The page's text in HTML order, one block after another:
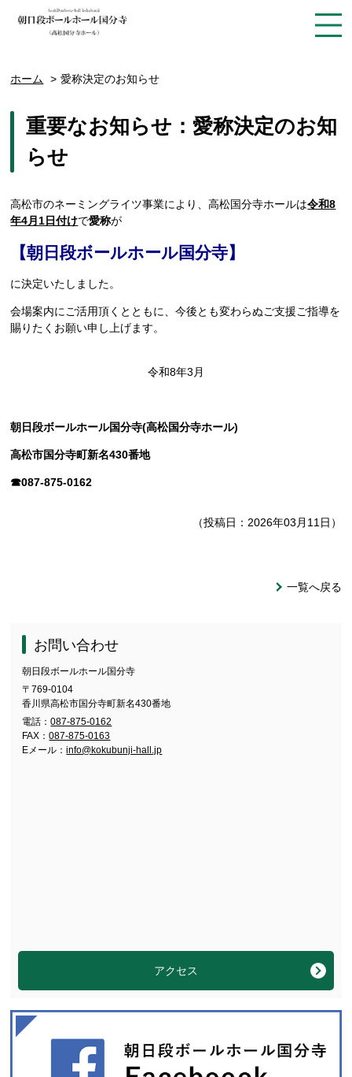
ホーム 愛称決定のお知らせ
重要なお知らせ：愛称決定のお知
らせ
高松市のネーミングライツ事業により、高松国分寺ホールは令和8
年4月1日付けで愛称が
【朝日段ボールホール国分寺】
に決定いたしました。
会場案内にご活用頂くとともに、今後とも変わらぬご支援ご指導を
賜りたくお願い申し上げます。
令和8年3月
朝日段ボールホール国分寺(高松国分寺ホール)
高松市国分寺町新名430番地
☎087-875-0162
（投稿日：2026年03月11日）
一覧へ戻る
お問い合わせ
朝日段ボールホール国分寺
〒769-0104
香川県高松市国分寺町新名430番地
電話：087-875-0162
FAX：087-875-0163
Eメール：info@kokubunji-hall.jp
アクセス